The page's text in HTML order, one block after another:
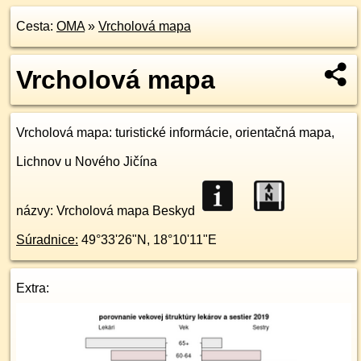
Cesta: OMA» Vrcholová mapa
Vrcholová mapa
Vrcholová mapa: turistické informácie, orientačná mapa,
Lichnov u Nového Jičína
názvy: Vrcholová mapa Beskyd
Súradnice: 49°33'26"N , 18°10'11"E
Extra: